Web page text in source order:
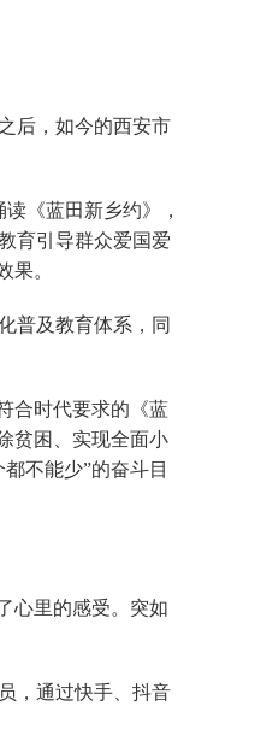
后，如今的西安市
《蓝田新乡约》，
育引导群众爱国爱
果。
普及教育体系，同
合时代要求的《蓝
贫困、实现全面小
不能少”的奋斗目
心里的感受。突如
，通过快手、抖音